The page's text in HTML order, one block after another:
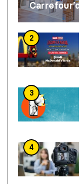
2
3
4